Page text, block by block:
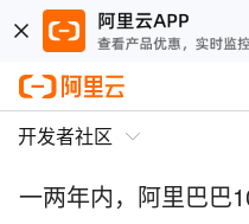
开发者社区
一两年内，阿里巴巴